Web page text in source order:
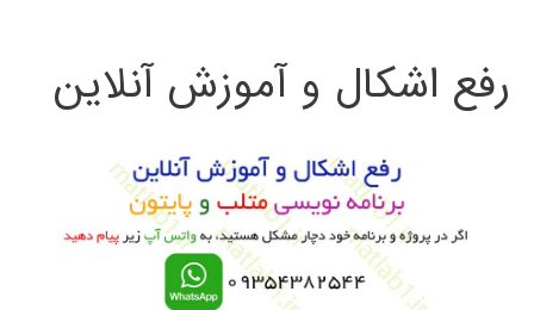
ج
رفع اشکال و آموزش آنلاین